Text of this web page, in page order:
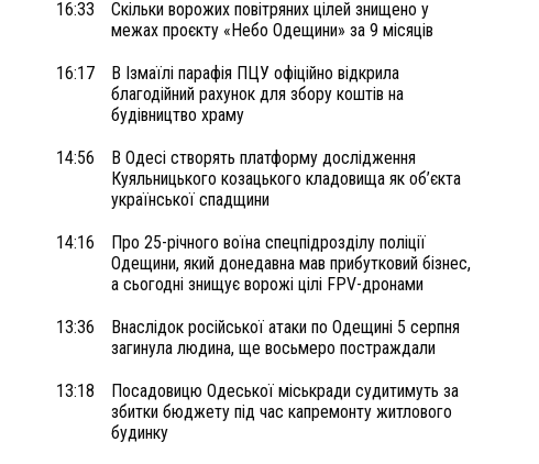
16:33
Скільки ворожих повітряних цілей знищено у
межах проєкту «Небо Одещини» за 9 місяців
16:17
В Ізмаїлі парафія ПЦУ офіційно відкрила
благодійний рахунок для збору коштів на
будівництво храму
14:56
В Одесі створять платформу дослідження
Куяльницького козацького кладовища як об’єкта
української спадщини
14:16
Про 25-річного воїна спецпідрозділу поліції
Одещини, який донедавна мав прибутковий бізнес,
а сьогодні знищує ворожі цілі FPV-дронами
13:36
Внаслідок російської атаки по Одещині 5 серпня
загинула людина, ще восьмеро постраждали
13:18
Посадовицю Одеської міськради судитимуть за
збитки бюджету під час капремонту житлового
будинку